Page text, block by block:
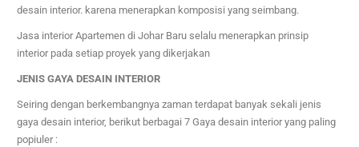
desain interior. karena menerapkan komposisi yang seimbang.
Jasa interiorApartemen di Johar Baru selalu menerapkan prinsip
interior pada setiap proyek yang dikerjakan
JENIS GAYA DESAIN INTERIOR
Seiring dengan berkembangnya zaman terdapat banyak sekali jenis
gaya desain interior, berikut berbagai 7 Gaya desain interior yang paling
popiuler :